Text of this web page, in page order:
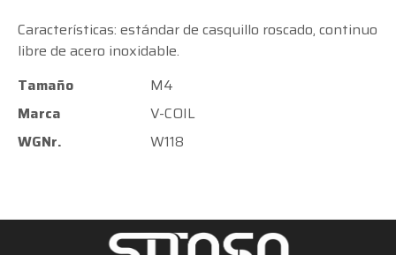
Características: estándar de casquillo roscado, continuo
libre de acero inoxidable.
Tamaño
M4
Marca
V-COIL
WGNr.
W118